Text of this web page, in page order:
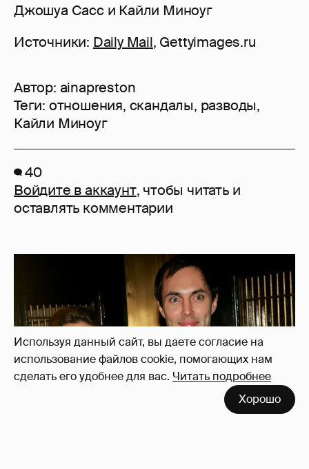
Используя данный сайт, вы даете согласие на
использование файлов cookie, помогающих нам
сделать его удобнее для вас. Читать подробнее
Хорошо
Джошуа Сасс и Кайли Миноуг
Источники: Daily Mail, Gettyimages.ru
Автор: ainapreston
Теги: отношения, скандалы, разводы,
Кайли Миноуг
40
Войдите в аккаунт, чтобы читать и
оставлять комментарии